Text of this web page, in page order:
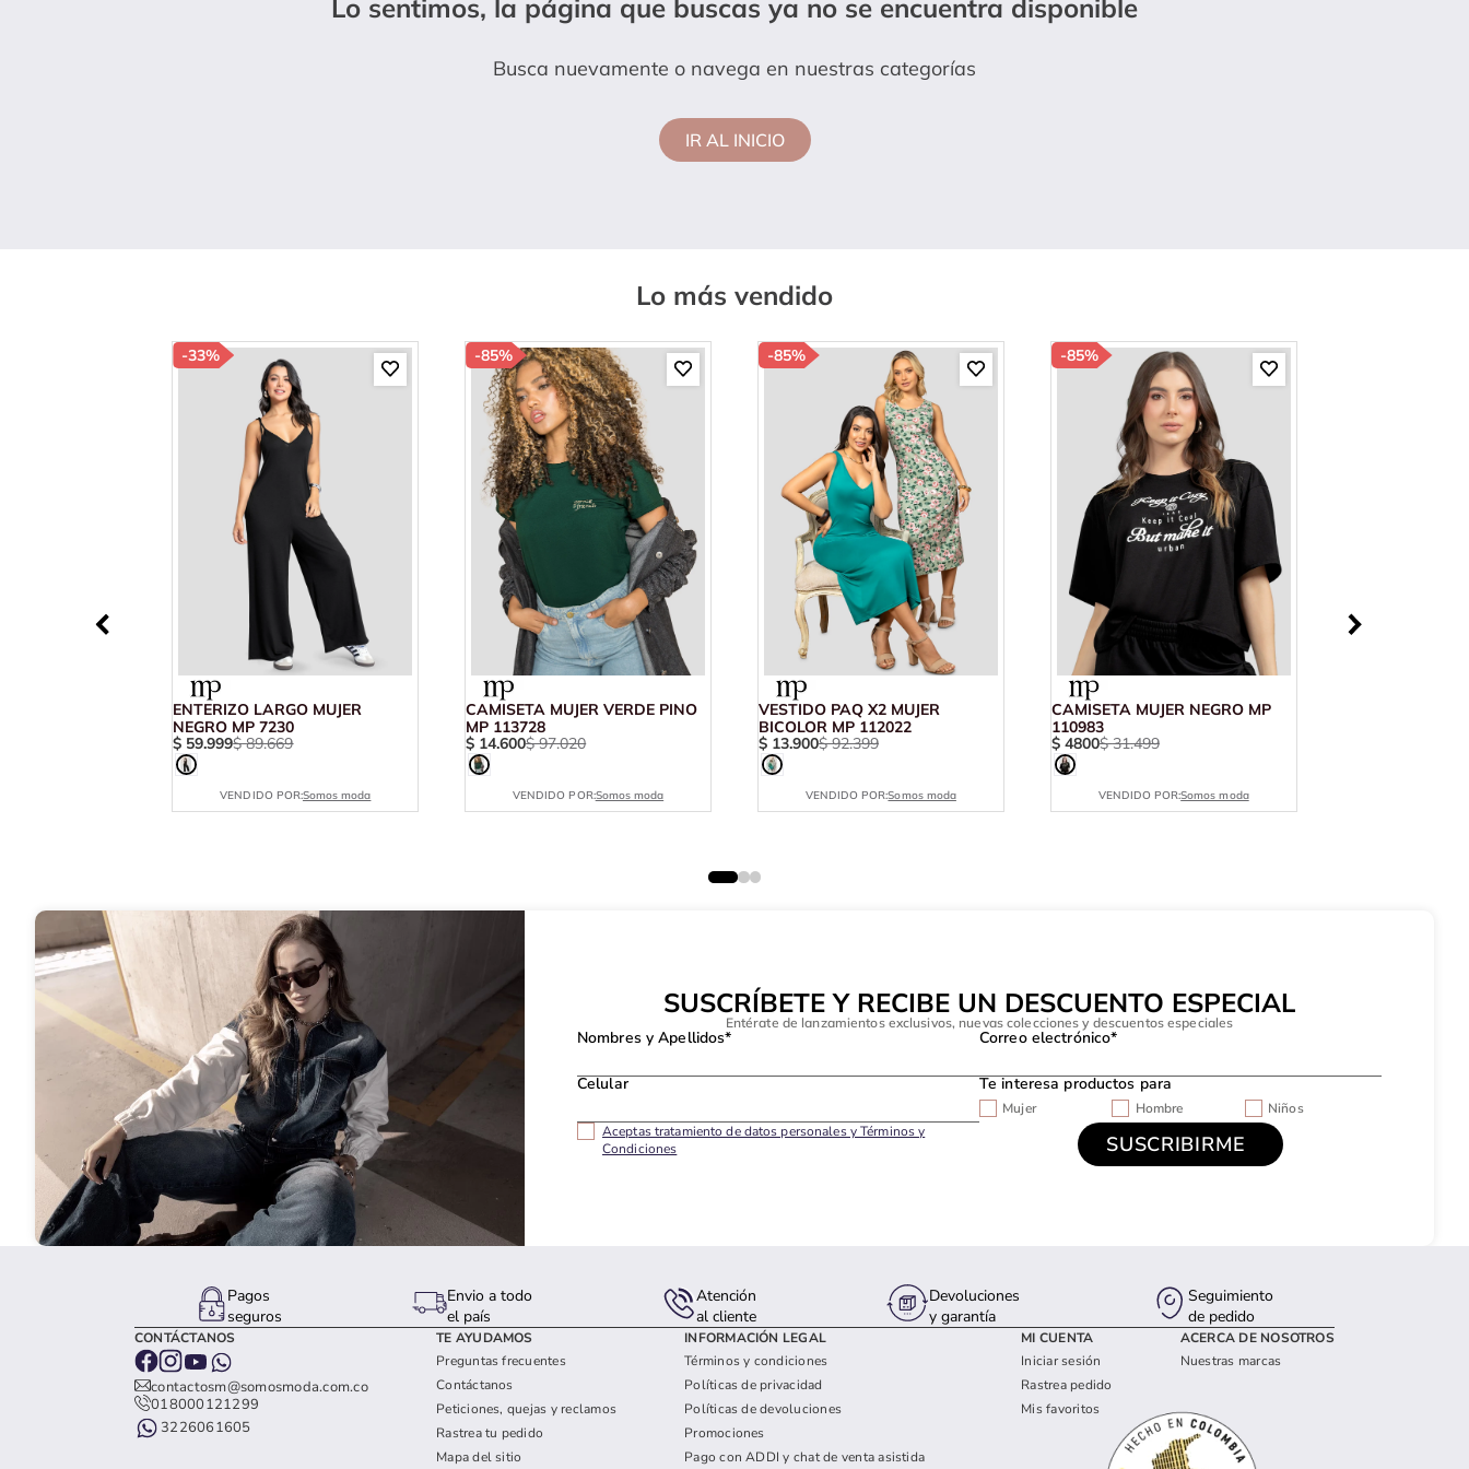
Lo sentimos, la página que buscas ya no se encuentra disponible
Busca nuevamente o navega en nuestras categorías
IR AL INICIO
Lo más vendido
-33%
ENTERIZO LARGO MUJER
NEGRO MP 7230
$ 59.999$ 89.669
VENDIDO POR:Somos moda
-85%
CAMISETA MUJER VERDE PINO
MP 113728
$ 14.600$ 97.020
VENDIDO POR:Somos moda
-85%
VESTIDO PAQ X2 MUJER
BICOLOR MP 112022
$ 13.900$ 92.399
VENDIDO POR:Somos moda
-85%
CAMISETA MUJER NEGRO MP
110983
$ 4800$ 31.499
VENDIDO POR:Somos moda
SUSCRÍBETE Y RECIBE UN DESCUENTO ESPECIAL
Entérate de lanzamientos exclusivos, nuevas colecciones y descuentos especiales
Nombres y Apellidos* Correo electrónico*
Celular Te interesa productos para
Mujer Hombre
Niños
Aceptas tratamiento de datos personales y Términos y
Condiciones
Pagos
seguros
Envio a todo
el país
Atención
al cliente
Devoluciones
y garantía
Seguimiento
de pedido
CONTÁCTANOS
contactosm@somosmoda.com.co
018000121299
3226061605
TE AYUDAMOS
Preguntas frecuentes
Contáctanos
Peticiones, quejas y reclamos
Rastrea tu pedido
Mapa del sitio
INFORMACIÓN LEGAL
Términos y condiciones
Políticas de privacidad
Políticas de devoluciones
Promociones
Pago con ADDI y chat de venta asistida
MI CUENTA
Iniciar sesión
Rastrea pedido
Mis favoritos
ACERCA DE NOSOTROS
Nuestras marcas
10. short